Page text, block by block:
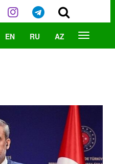
AZ
RU
EN